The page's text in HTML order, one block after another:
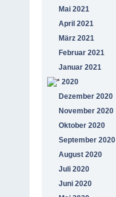
Mai 2021
April 2021
März 2021
Februar 2021
Januar 2021
2020
Dezember 2020
November 2020
Oktober 2020
September 2020
August 2020
Juli 2020
Juni 2020